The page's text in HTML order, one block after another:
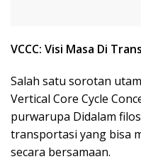
VCCC: Visi Masa Di
Salah satu sorotan
Vertical Core Cycle
purwarupa Didalam
transportasi yang bisa
secara bersamaan.